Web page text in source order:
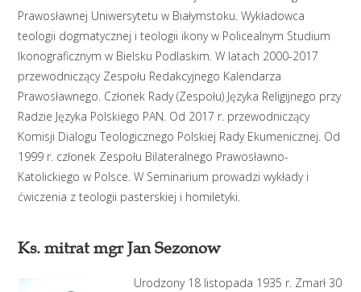
Prawosławnej Uniwersytetu w Białymstoku. Wykładowca
teologii dogmatycznej i teologii ikony w Policealnym Studium
Ikonograficznym w Bielsku Podlaskim. W latach 2000-2017
przewodniczący Zespołu Redakcyjnego Kalendarza
Prawosławnego. Członek Rady (Zespołu) Języka Religijnego przy
Radzie Języka Polskiego PAN. Od 2017 r. przewodniczący
Komisji Dialogu Teologicznego Polskiej Rady Ekumenicznej. Od
1999 r. członek Zespołu Bilateralnego Prawosławno-
Katolickiego w Polsce. W Seminarium prowadzi wykłady i
ćwiczenia z teologii pasterskiej i homiletyki.
Ks. mitrat mgr Jan Sezonow
Urodzony 18 listopada 1935 r. Zmarł 30